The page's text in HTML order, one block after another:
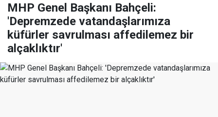
MHP Genel Başkanı Bahçeli:
'Depremzede vatandaşlarımıza
küfürler savrulması affedilemez bir
alçaklıktır'